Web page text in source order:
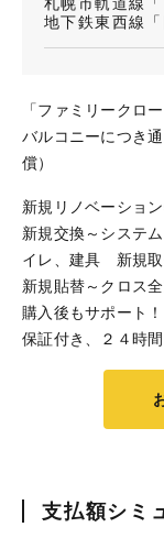
札幌市軌道線
地下鉄東西線
「ファミリークロ
バルコニーにつき
償）
新規リノベーショ
新規交換～システ
イレ、建具 新規
新規貼替～クロス
購入後もサポート
保証付き、２４時
支払額シミ